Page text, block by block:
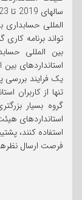
المللی
تواند برنامه
بین المللی
استانداردهای
یک فرایند بررسی
تنها از کاربران
استانداردهای
استفاده کنند،
فرصت ارسال نظرها تا 15 فوریه 2024 تعیین